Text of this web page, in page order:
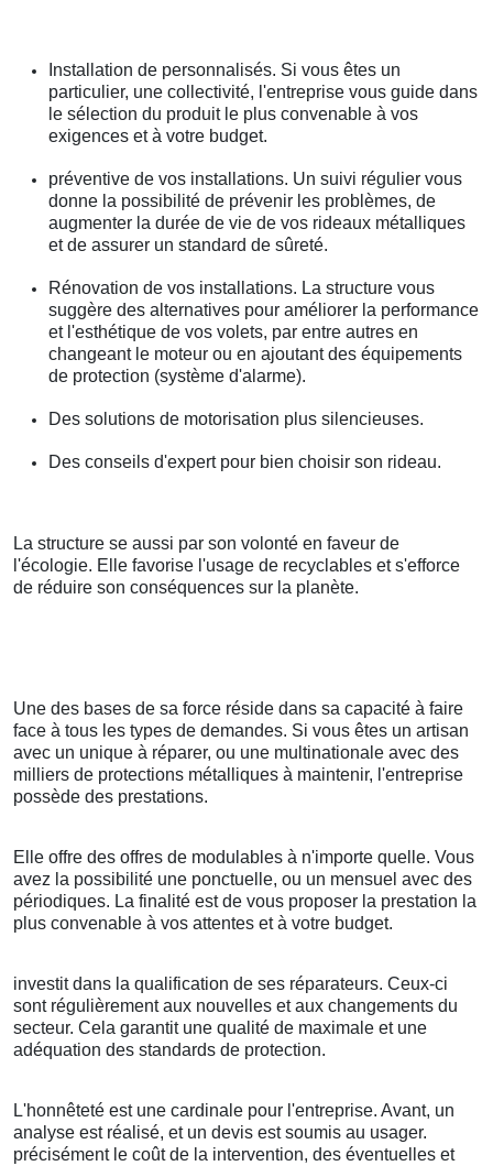
Installation de personnalisés. Si vous êtes un
particulier, une collectivité, l'entreprise vous guide dans
le sélection du produit le plus convenable à vos
exigences et à votre budget.
préventive de vos installations. Un suivi régulier vous
donne la possibilité de prévenir les problèmes, de
augmenter la durée de vie de vos rideaux métalliques
et de assurer un standard de sûreté.
Rénovation de vos installations. La structure vous
suggère des alternatives pour améliorer la performance
et l'esthétique de vos volets, par entre autres en
changeant le moteur ou en ajoutant des équipements
de protection (système d'alarme).
Des solutions de motorisation plus silencieuses.
Des conseils d'expert pour bien choisir son rideau.
La structure se aussi par son volonté en faveur de
l'écologie. Elle favorise l'usage de recyclables et s'efforce
de réduire son conséquences sur la planète.
Une des bases de sa force réside dans sa capacité à faire
face à tous les types de demandes. Si vous êtes un artisan
avec un unique à réparer, ou une multinationale avec des
milliers de protections métalliques à maintenir, l'entreprise
possède des prestations.
Elle offre des offres de modulables à n'importe quelle. Vous
avez la possibilité une ponctuelle, ou un mensuel avec des
périodiques. La finalité est de vous proposer la prestation la
plus convenable à vos attentes et à votre budget.
investit dans la qualification de ses réparateurs. Ceux-ci
sont régulièrement aux nouvelles et aux changements du
secteur. Cela garantit une qualité de maximale et une
adéquation des standards de protection.
L'honnêteté est une cardinale pour l'entreprise. Avant, un
analyse est réalisé, et un devis est soumis au usager.
précisément le coût de la intervention, des éventuelles et